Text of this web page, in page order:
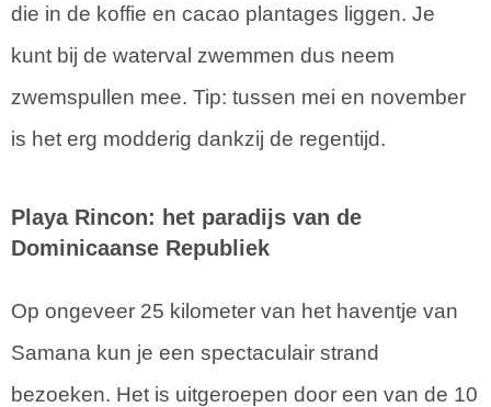
die in de koffie en cacao plantages liggen. Je
kunt bij de waterval zwemmen dus neem
zwemspullen mee. Tip: tussen mei en november
is het erg modderig dankzij de regentijd.
Playa Rincon: het paradijs van de
Dominicaanse Republiek
Op ongeveer 25 kilometer van het haventje van
Samana kun je een spectaculair strand
bezoeken. Het is uitgeroepen door een van de 10